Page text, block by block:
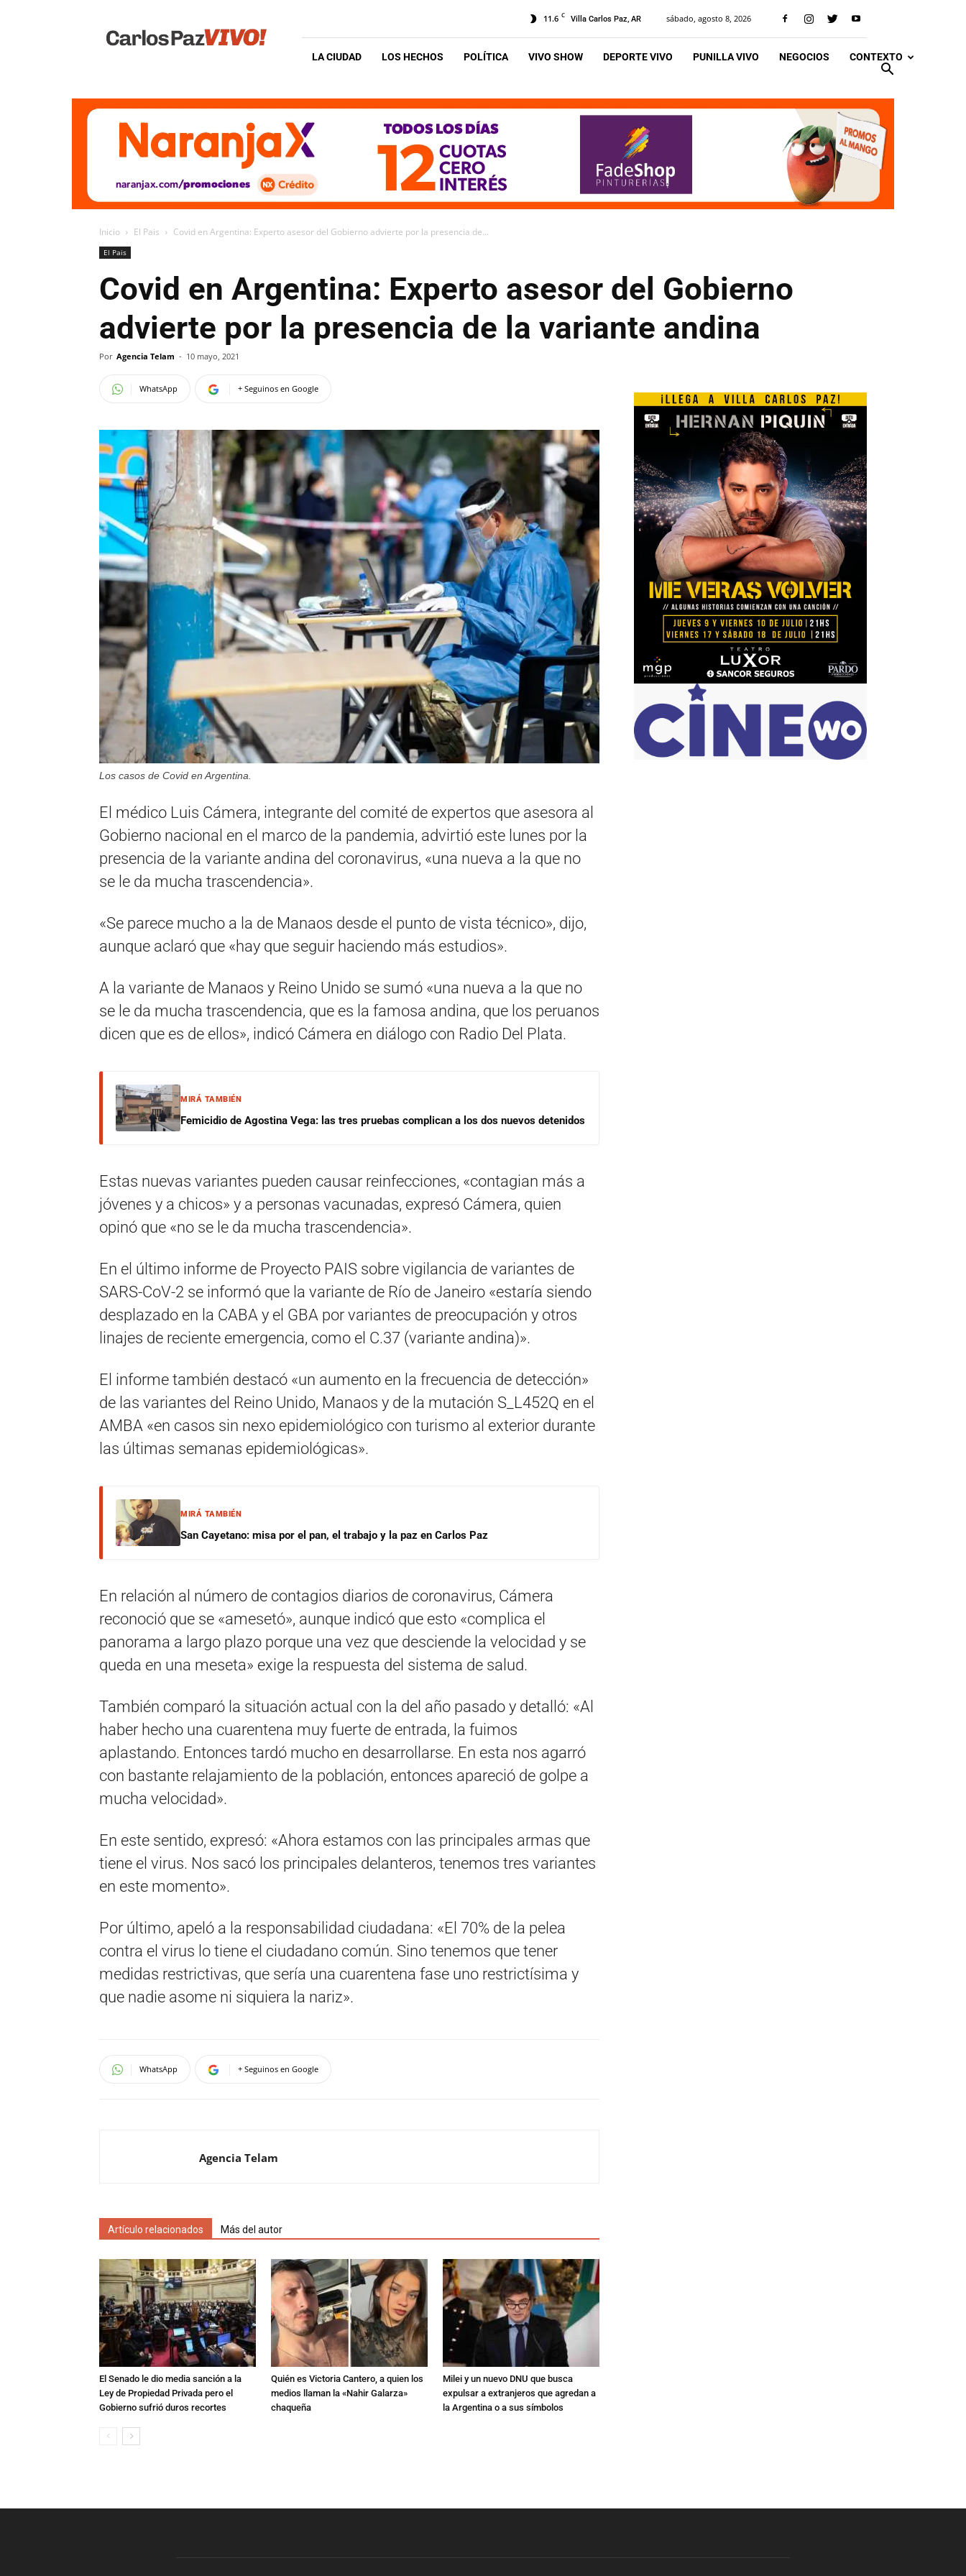
Vivo
11.6 C Villa Carlos Paz, AR sábado, agosto 8, 2026
LA CIUDAD LOS HECHOS POLÍTICA VIVO SHOW DEPORTE VIVO PUNILLA VIVO NEGOCIOS CONTEXTO
Inicio El Pais Covid en Argentina: Experto asesor del Gobierno advierte por la presencia de...
El Pais
Covid en Argentina: Experto asesor del Gobierno
advierte por la presencia de la variante andina
Por Agencia Telam - 10 mayo, 2021
WhatsApp + Seguinos en Google
Los casos de Covid en Argentina.
El médico Luis Cámera, integrante del comité de expertos que asesora al
Gobierno nacional en el marco de la pandemia, advirtió este lunes por la
presencia de la variante andina del coronavirus, «una nueva a la que no
se le da mucha trascendencia».
«Se parece mucho a la de Manaos desde el punto de vista técnico», dijo,
aunque aclaró que «hay que seguir haciendo más estudios».
A la variante de Manaos y Reino Unido se sumó «una nueva a la que no
se le da mucha trascendencia, que es la famosa andina, que los peruanos
dicen que es de ellos», indicó Cámera en diálogo con Radio Del Plata.
MIRÁ TAMBIÉN
Femicidio de Agostina Vega: las tres pruebas complican a los dos nuevos detenidos
Estas nuevas variantes pueden causar reinfecciones, «contagian más a
jóvenes y a chicos» y a personas vacunadas, expresó Cámera, quien
opinó que «no se le da mucha trascendencia».
En el último informe de Proyecto PAIS sobre vigilancia de variantes de
SARS-CoV-2 se informó que la variante de Río de Janeiro «estaría siendo
desplazado en la CABA y el GBA por variantes de preocupación y otros
linajes de reciente emergencia, como el C.37 (variante andina)».
El informe también destacó «un aumento en la frecuencia de detección»
de las variantes del Reino Unido, Manaos y de la mutación S_L452Q en el
AMBA «en casos sin nexo epidemiológico con turismo al exterior durante
las últimas semanas epidemiológicas».
MIRÁ TAMBIÉN
San Cayetano: misa por el pan, el trabajo y la paz en Carlos Paz
En relación al número de contagios diarios de coronavirus, Cámera
reconoció que se «amesetó», aunque indicó que esto «complica el
panorama a largo plazo porque una vez que desciende la velocidad y se
queda en una meseta» exige la respuesta del sistema de salud.
También comparó la situación actual con la del año pasado y detalló: «Al
haber hecho una cuarentena muy fuerte de entrada, la fuimos
aplastando. Entonces tardó mucho en desarrollarse. En esta nos agarró
con bastante relajamiento de la población, entonces apareció de golpe a
mucha velocidad».
En este sentido, expresó: «Ahora estamos con las principales armas que
tiene el virus. Nos sacó los principales delanteros, tenemos tres variantes
en este momento».
Por último, apeló a la responsabilidad ciudadana: «El 70% de la pelea
contra el virus lo tiene el ciudadano común. Sino tenemos que tener
medidas restrictivas, que sería una cuarentena fase uno restrictísima y
que nadie asome ni siquiera la nariz».
WhatsApp + Seguinos en Google
Agencia Telam
Artículo relacionados Más del autor
El Senado le dio media sanción a la
Ley de Propiedad Privada pero el
Gobierno sufrió duros recortes
Quién es Victoria Cantero, a quien los
medios llaman la «Nahir Galarza»
chaqueña
Milei y un nuevo DNU que busca
expulsar a extranjeros que agredan a
la Argentina o a sus símbolos